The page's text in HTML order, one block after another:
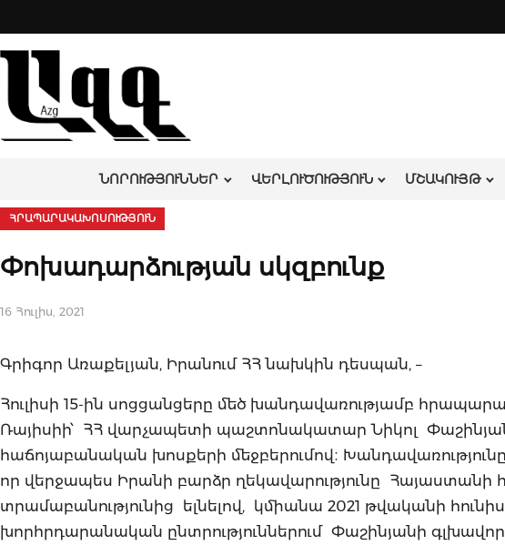
to
content
ՆՈՐՈՒԹՅՈՒՆՆԵՐ ՎԵՐԼՈՒԾՈՒԹՅՈՒՆ ՄՇԱԿՈՒՅԹ
ՀՐԱՊԱՐԱԿԱԽՈՍՈՒԹՅՈՒՆ
Փոխադարձության սկզբունք
16 Հուլիս, 2021
Գրիգոր Առաքելյան, Իրանում ՀՀ նախկին դեսպան, –
Հուլիսի 15-ին սոցցանցերը մեծ խանդավառությամբ
Ռայիսիի՝ ՀՀ վարչապետի պաշտոնակատար Նիկոլ
հաճոյաբանական խոսքերի մեջբերումով։
որ վերջապես Իրանի բարձր ղեկավարությունը Հայաստանի
տրամաբանությունից ելնելով, կմիանա 2021 թվականի
խորհրդարանական ընտրություններում Փաշինյանի